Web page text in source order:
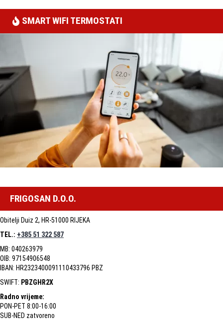
SMART WIFI TERMOSTATI
FRIGOSAN D.O.O.
Obitelji Duiz 2, HR-51000 RIJEKA
TEL.: +385 51 322 587
MB: 040263979
OIB: 97154906548
IBAN: HR2323400091110433796 PBZ
SWIFT: PBZGHR2X
Radno vrijeme:
PON-PET 8:00-16:00
SUB-NED zatvoreno